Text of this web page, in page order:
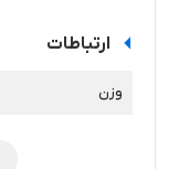
ارتباطات
وزن